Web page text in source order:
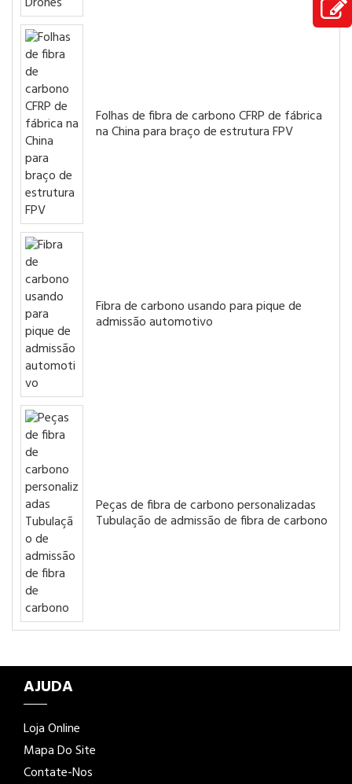
Folhas de fibra de carbono CFRP de fábrica
na China para braço de estrutura FPV
Fibra de carbono usando para pique de
admissão automotivo
Peças de fibra de carbono personalizadas
Tubulação de admissão de fibra de carbono
AJUDA
Loja Online
Mapa Do Site
Contate-Nos